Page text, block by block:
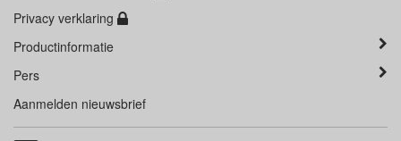
Privacy verklaring
Productinformatie
Pers
Aanmelden nieuwsbrief